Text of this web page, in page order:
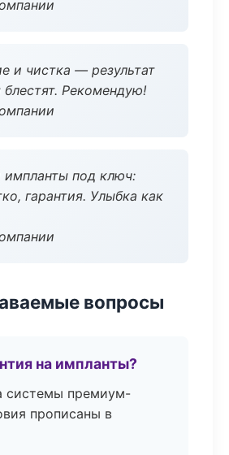
и чистка — результат
блестят. Рекомендую!
импланты под ключ:
гарантия. Улыбка как
вопросы
на импланты?
системы премиум-
прописаны в